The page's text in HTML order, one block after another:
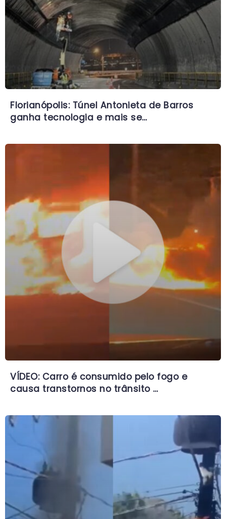
Florianópolis: Túnel Antonieta de Barros
ganha tecnologia e mais se…
VÍDEO: Carro é consumido pelo fogo e
causa transtornos no trânsito …